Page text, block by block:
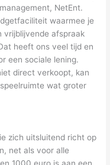
NetEnt.
waarmee je
vrijblijvende afspraak
heeft ons veel tijd en
een sociale lening.
direct verkoopt, kan
wat groter
zich uitsluitend richt op
net als voor alle
1000 euro is aan een